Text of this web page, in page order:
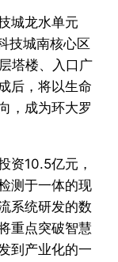
城龙水单元
技城南核心区
塔楼、入口广
后，将以生命
，成为环大罗
资10.5亿元，
测于一体的现
系统研发的数
重点突破智慧
到产业化的一